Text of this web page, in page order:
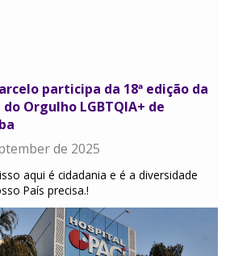
participa da 18ª edição da
do Orgulho LGBTQIA+ de
de 2025
aqui é cidadania e é a diversidade
País precisa.!